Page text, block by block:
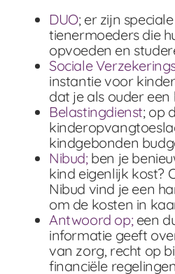
DUO; er zijn
tienermoeders die
opvoeden en
Sociale
instantie voor
dat je als ouder
Belastingdienst; op
kindgebonden
Nibud;ben je
kind eigenlijk kost?
Nibud vind je een
om de kosten in
Antwoord op;een
informatie geeft
van zorg, recht op
financiële